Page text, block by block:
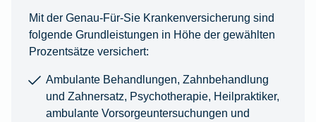
Mit der Genau-Für-Sie Krankenversicherung sind
folgende Grundleistungen in Höhe der gewählten
Prozentsätze versichert:
Ambulante Behandlungen, Zahnbehandlung
und Zahnersatz, Psychotherapie, Heilpraktiker,
ambulante Vorsorgeuntersuchungen und